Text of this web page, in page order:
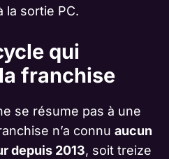
la sortie PC.
qui
franchise
se résume pas à une
n’a connu aucun
depuis 2013, soit treize